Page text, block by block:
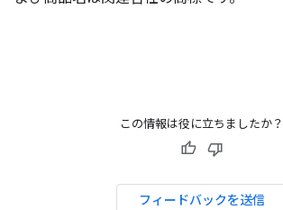
この情報は役に立ちましたか？
フィードバックを送信